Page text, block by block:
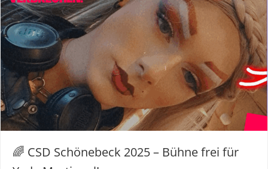
🌈 CSD Schönebeck 2025 – Bühne frei für